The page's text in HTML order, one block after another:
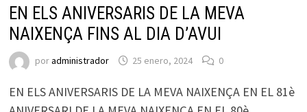
EN ELS ANIVERSARIS DE LA MEVA
NAIXENÇA FINS AL DIA D’AVUI
poradministrador 25 enero, 2024 0
EN ELS ANIVERSARIS DE LA MEVA NAIXENÇA EN EL 81è